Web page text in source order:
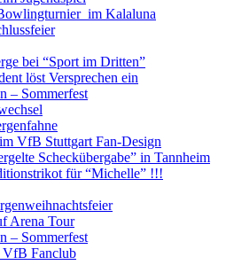
im Kalaluna
bei “Sport im Dritten”
löst Versprechen ein
– Sommerfest
VfB Stuttgart Fan-Design
Scheckübergabe” in Tannheim
für “Michelle” !!!
Arena Tour
– Sommerfest
Fanclub